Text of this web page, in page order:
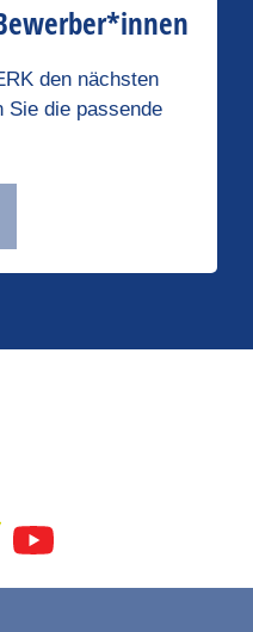
den nächsten
Sie die passende